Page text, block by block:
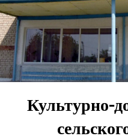
Перейти
к
содержимому
Культурно-